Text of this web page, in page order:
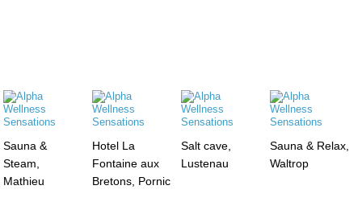
Sauna &
Steam,
Mathieu
Hotel La
Fontaine aux
Bretons, Pornic
Salt cave,
Lustenau
Sauna & Relax,
Waltrop